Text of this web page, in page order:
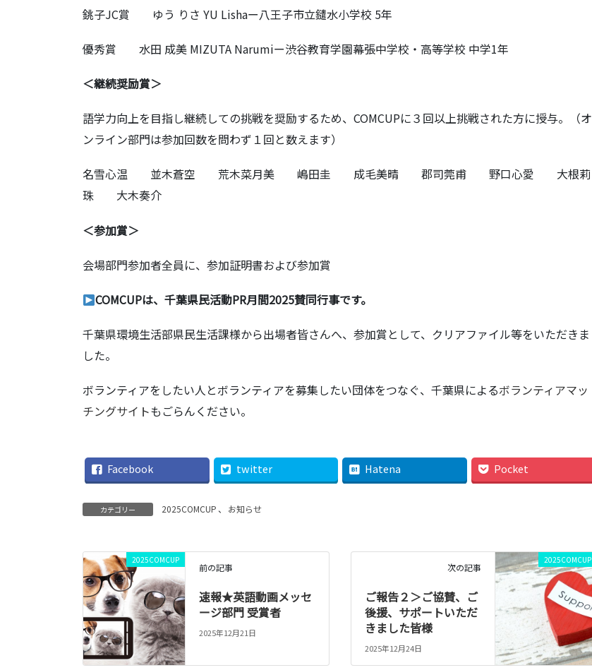
銚子JC賞 ゆう りさ YU Lishaー八王子市立鑓水小学校 5年
優秀賞 水田 成美 MIZUTA Narumiー渋谷教育学園幕張中学校・高等学校 中学1年
＜継続奨励賞＞
語学力向上を目指し継続しての挑戦を奨励するため、COMCUPに３回以上挑戦された方に授与。（オ
ンライン部門は参加回数を問わず１回と数えます）
名雪心温 並木蒼空 荒木菜月美 嶋田圭 成毛美晴 郡司莞甫 野口心愛 大根莉
珠 大木奏介
＜参加賞＞
会場部門参加者全員に、参加証明書および参加賞
COMCUPは、千葉県民活動PR月間2025賛同行事です。
千葉県環境生活部県民生活課様から出場者皆さんへ、参加賞として、クリアファイル等をいただきま
した。
ボランティアをしたい人とボランティアを募集したい団体をつなぐ、千葉県によるボランティアマッ
チングサイトもごらんください。
Facebook twitter Hatena Pocket
カテゴリー 2025COMCUP 、 お知らせ
2025COMCUP
前の記事
速報★英語動画メッセ
ージ部門 受賞者
2025年12月21日
2025COMCUP
次の記事
ご報告２＞ご協賛、ご
後援、サポートいただ
きました皆様
2025年12月24日